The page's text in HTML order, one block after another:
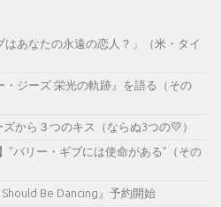
はあなたの永遠の恋人？」（米・タイ
・ジーズ 栄光の軌跡』を語る（その
から３つのキス（ならぬ3つの💛）
”バリー・ギブには使命がある”（その
Be Dancing』予約開始